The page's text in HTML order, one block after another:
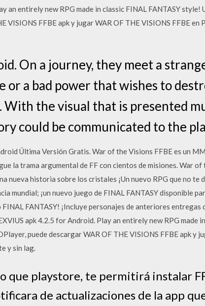
an entirely new RPG made in classic FINAL FANTASY style!
VISIONS FFBE apk y jugar WAR OF THE VISIONS FFBE en
On a journey, they meet a
a bad power that wishes to
With the visual that is presented
could be communicated to the
Última Versión Gratis. War of the Visions FFBE es un
la trama argumental de FF con cientos de misiones. War of
nueva historia sobre los cristales ¡Un nuevo RPG que no te
mundial; ¡un nuevo juego de FINAL FANTASY disponible
FANTASY! ¡Incluye personajes de anteriores entregas
apk 4.2.5 for Android. Play an entirely new RPG made
puede descargar WAR OF THE VISIONS FFBE apk y
y sin lag.
que playstore, te permitirá instalar
de actualizaciones de la app